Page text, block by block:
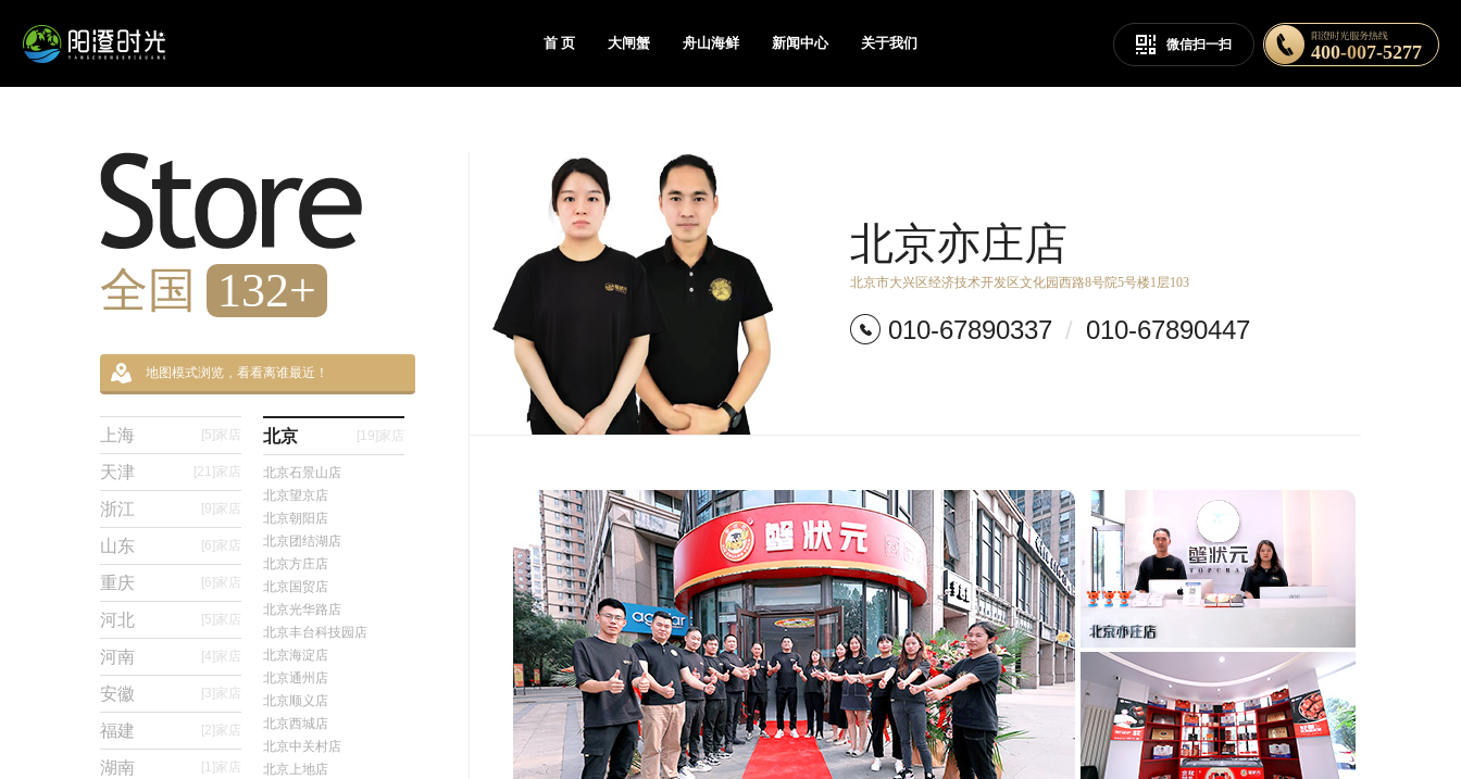
首 页 大闸蟹 舟山海鲜 新闻中心 关于我们 微信扫一扫 400-007-5277
全国 132+
地图模式浏览，看看离谁最近！
上海 [5] 家店
天津 [21] 家店
浙江 [9] 家店
山东 [6] 家店
重庆 [6] 家店
河北 [5] 家店
河南 [4] 家店
安徽 [3] 家店
福建 [2] 家店
湖南 [1] 家店
北京 [19] 家店
北京石景山店
北京望京店
北京朝阳店
北京团结湖店
北京方庄店
北京国贸店
北京光华路店
北京丰台科技园店
北京海淀店
北京通州店
北京顺义店
北京西城店
北京中关村店
北京上地店
北京亦庄店
北京市大兴区经济技术开发区文化园西路8号院5号楼1层103
010-67890337 / 010-67890447